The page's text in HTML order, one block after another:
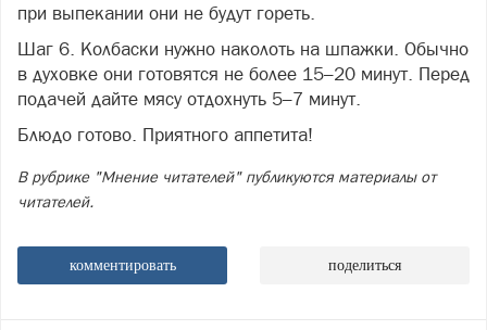
при выпекании они не будут гореть.
Шаг 6. Колбаски нужно наколоть на шпажки. Обычно
в духовке они готовятся не более 15–20 минут. Перед
подачей дайте мясу отдохнуть 5–7 минут.
Блюдо готово. Приятного аппетита!
В рубрике "Мнение читателей" публикуются материалы от
читателей.
комментировать поделиться